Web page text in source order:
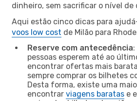
dinheiro, sem sacrificar o nível
Aqui estão cinco dicas para
voos low cost de Milão para
Reserve com antecedência
pessoas esperem até ao
encontrar ofertas mais
sempre comprar os bilhetes
Desta forma, existe uma
encontrar viagens baratas e